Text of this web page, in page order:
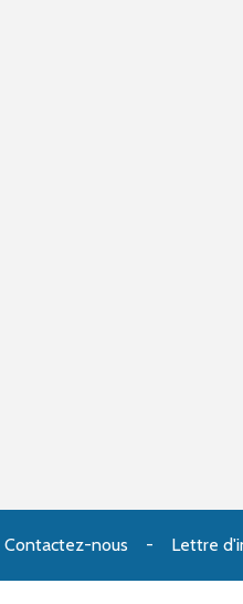
Contactez-nous Lettre